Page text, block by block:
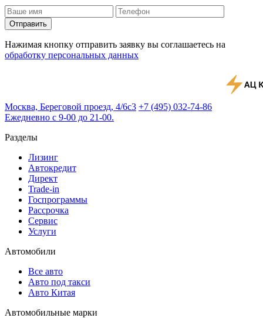
Отправить
Нажимая кнопку отправить заявку вы соглашаетесь на
обработку персональных данных
Москва, Береговой проезд, 4/6с3 +7 (495) 032-74-86
Ежедневно с 9-00 до 21-00.
Разделы
Лизинг
Автокредит
Директ
Trade-in
Госпрограммы
Рассрочка
Сервис
Услуги
Автомобили
Все авто
Авто под такси
Авто Китая
Автомобильные марки